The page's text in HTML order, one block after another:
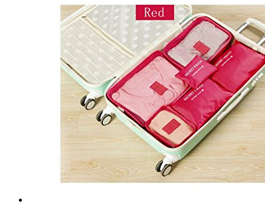
era:
68,76€.32,88€.